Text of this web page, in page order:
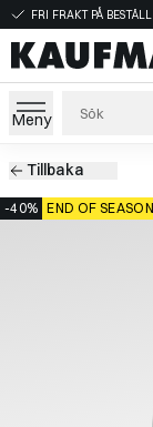
FRI FRAKT PÅ
Meny
Tillbaka
-40% END OF SEASON